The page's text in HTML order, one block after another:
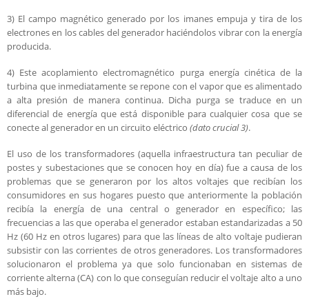
3) El campo magnético generado por los imanes empuja y tira de los
electrones en los cables del generador haciéndolos vibrar con la energía
producida.
4) Este acoplamiento electromagnético purga energía cinética de la
turbina que inmediatamente se repone con el vapor que es alimentado
a alta presión de manera continua. Dicha purga se traduce en un
diferencial de energía que está disponible para cualquier cosa que se
conecte al generador en un circuito eléctrico (dato crucial 3).
El uso de los transformadores (aquella infraestructura tan peculiar de
postes y subestaciones que se conocen hoy en día) fue a causa de los
problemas que se generaron por los altos voltajes que recibían los
consumidores en sus hogares puesto que anteriormente la población
recibía la energía de una central o generador en específico; las
frecuencias a las que operaba el generador estaban estandarizadas a 50
Hz (60 Hz en otros lugares) para que las líneas de alto voltaje pudieran
subsistir con las corrientes de otros generadores. Los transformadores
solucionaron el problema ya que solo funcionaban en sistemas de
corriente alterna (CA) con lo que conseguían reducir el voltaje alto a uno
más bajo.